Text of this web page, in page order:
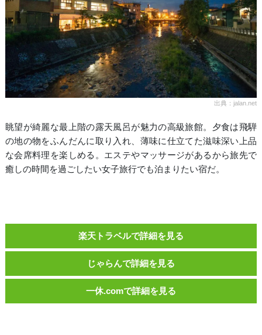
出典：jalan.net
眺望が綺麗な最上階の露天風呂が魅力の高級旅館。夕食は飛騨
の地の物をふんだんに取り入れ、薄味に仕立てた滋味深い上品
な会席料理を楽しめる。エステやマッサージがあるから旅先で
癒しの時間を過ごしたい女子旅行でも泊まりたい宿だ。
楽天トラベルで詳細を見る
じゃらんで詳細を見る
一休.comで詳細を見る